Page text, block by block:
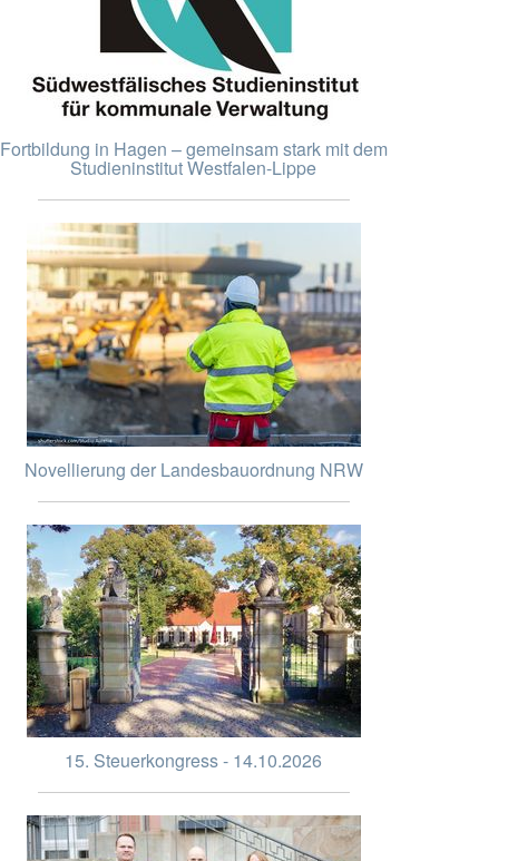
Fortbildung in Hagen – gemeinsam stark mit dem
Studieninstitut Westfalen-Lippe
Novellierung der Landesbauordnung NRW
15. Steuerkongress - 14.10.2026